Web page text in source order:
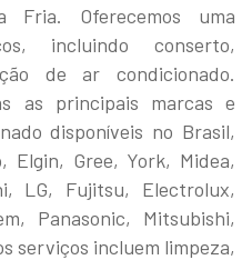
Fria. Oferecemos uma
incluindo conserto,
de ar condicionado.
as principais marcas e
disponíveis no Brasil,
Elgin, Gree, York, Midea,
LG, Fujitsu, Electrolux,
Panasonic, Mitsubishi,
serviços incluem limpeza,